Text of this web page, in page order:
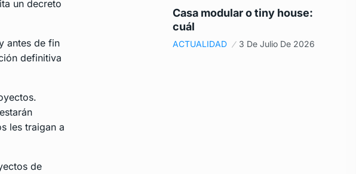
un decreto
antes de fin
definitiva
les traigan a
de
Casa modular o tiny house:
cuál
ACTUALIDAD 3 De Julio De 2026